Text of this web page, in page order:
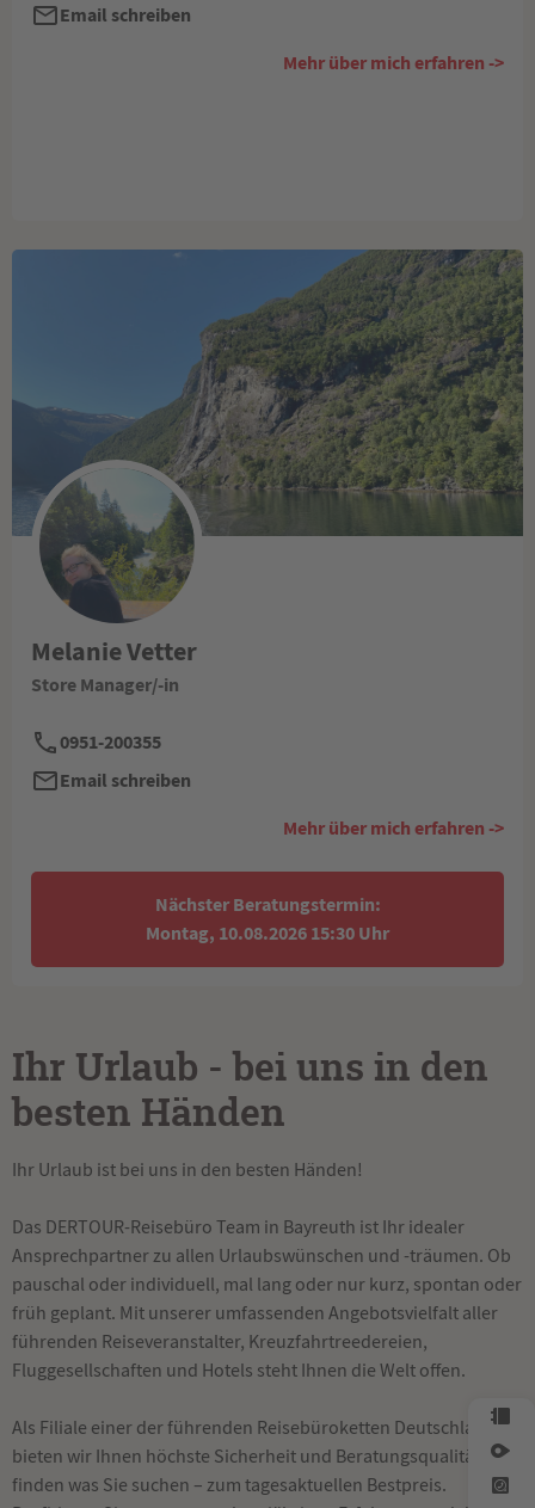
Email schreiben
Mehr über mich erfahren ->
Melanie Vetter
Store Manager/-in
0951-200355
Email schreiben
Mehr über mich erfahren ->
Nächster Beratungstermin:
Montag, 10.08.2026 15:30 Uhr
Ihr Urlaub - bei uns in den
besten Händen
Ihr Urlaub ist bei uns in den besten Händen!
Das DERTOUR-Reisebüro Team in Bayreuth ist Ihr idealer
Ansprechpartner zu allen Urlaubswünschen und -träumen. Ob
pauschal oder individuell, mal lang oder nur kurz, spontan oder
früh geplant. Mit unserer umfassenden Angebotsvielfalt aller
führenden Reiseveranstalter, Kreuzfahrtreedereien,
Fluggesellschaften und Hotels steht Ihnen die Welt offen.
Als Filiale einer der führenden Reisebüroketten Deutschlands
bieten wir Ihnen höchste Sicherheit und Beratungsqualität. Wir
finden was Sie suchen – zum tagesaktuellen Bestpreis.